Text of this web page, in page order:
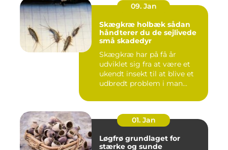
09. Jan
Skægkræ holbæk sådan
håndterer du de sejlivede
små skadedyr
Skægkræ har på få år
udviklet sig fra at være et
ukendt insekt til at blive et
udbredt problem i man...
01. Jan
Løgfrø grundlaget for
stærke og sunde